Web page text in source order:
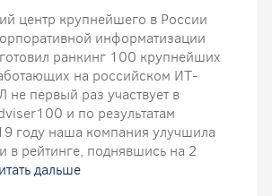
центр крупнейшего в России
информатизации
ранкинг 100 крупнейших
на российском ИТ-
не первый раз участвует в
и по результатам
году наша компания улучшила
в рейтинге, поднявшись на 2
дальше